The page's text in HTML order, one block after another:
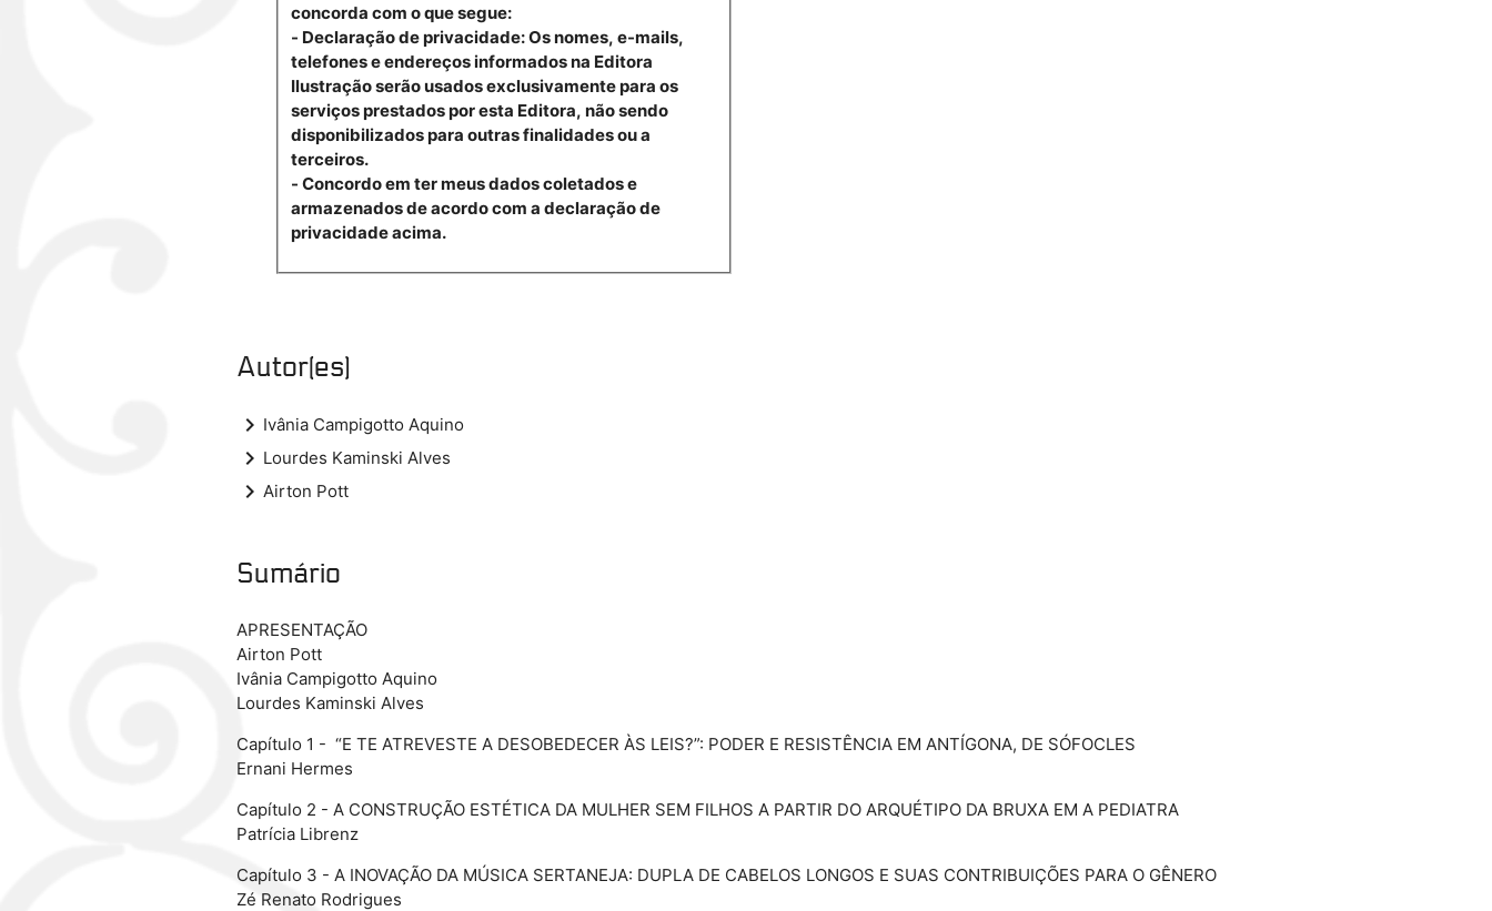
concorda com o que segue:
- Declaração de privacidade: Os nomes, e-mails,
telefones e endereços informados na Editora
Ilustração serão usados exclusivamente para os
serviços prestados por esta Editora, não sendo
disponibilizados para outras finalidades ou a
terceiros.
- Concordo em ter meus dados coletados e
armazenados de acordo com a declaração de
privacidade acima.
Autor(es)
keyboard_arrow_right Ivânia Campigotto Aquino
keyboard_arrow_right Lourdes Kaminski Alves
keyboard_arrow_right Airton Pott
Sumário
APRESENTAÇÃO
Airton Pott
Ivânia Campigotto Aquino
Lourdes Kaminski Alves
Capítulo 1 - “E TE ATREVESTE A DESOBEDECER ÀS LEIS?”: PODER E RESISTÊNCIA EM ANTÍGONA, DE SÓFOCLES
Ernani Hermes
Capítulo 2 - A CONSTRUÇÃO ESTÉTICA DA MULHER SEM FILHOS A PARTIR DO ARQUÉTIPO DA BRUXA EM A PEDIATRA
Patrícia Librenz
Capítulo 3 - A INOVAÇÃO DA MÚSICA SERTANEJA: DUPLA DE CABELOS LONGOS E SUAS CONTRIBUIÇÕES PARA O GÊNERO
Zé Renato Rodrigues